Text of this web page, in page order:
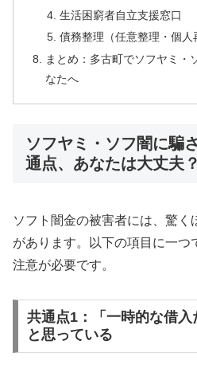
生活困窮者自立支援窓口
債務整理（任意整理・個人
まとめ：多古町でソフヤミ・
なたへ
ソフヤミ・ソフ闇に騙
通点、あなたは大丈夫？
ソフト闇金の被害者には、驚く
があります。以下の項目に一つ
注意が必要です。
共通点1：「一時的な借入
と思っている